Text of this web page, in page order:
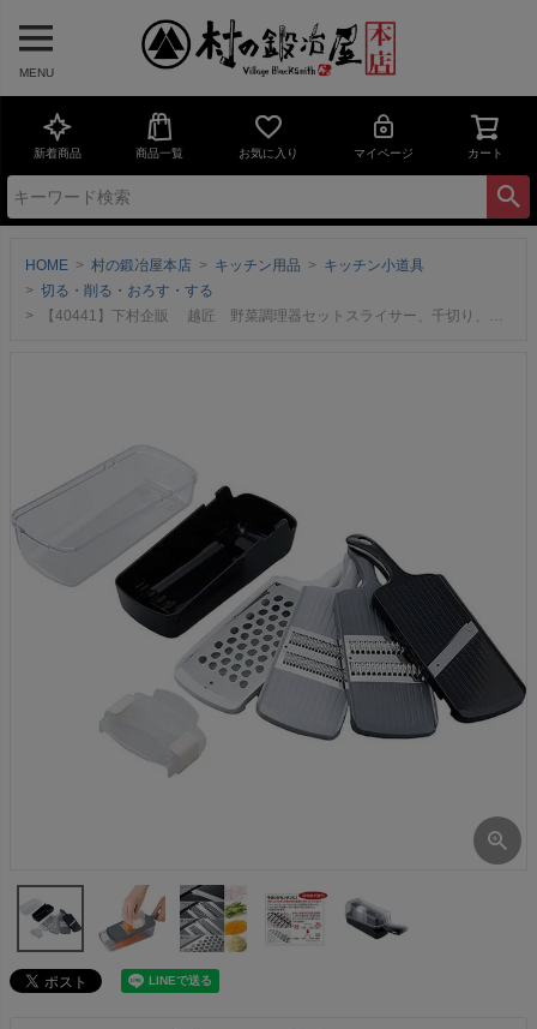
MENU
新着商品 商品一覧 お気に入り マイページ カート
HOME 村の鍛冶屋本店 キッチン用品
キッチン小道具
切る・削る・おろす・する
【40441】下村企販 越匠 野菜調理器セットスライサー、千切り、細千切り、おろしの4種のプレートがついた野菜調理器セット【頑張って送料無料！】